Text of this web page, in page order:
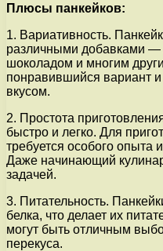
Плюсы панкейков:
1. Вариативность.
различными добавками —
шоколадом и многим
понравившийся вариант
вкусом.
2. Простота
быстро и легко. Для
требуется особого опыта
Даже начинающий
задачей.
3. Питательность.
белка, что делает их
могут быть отличным
перекуса.